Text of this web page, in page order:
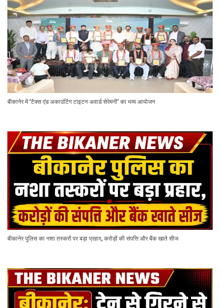
बीकानेर में ‘टैक्स एंड अकाउंटिंग टाइटन अवार्ड सेरेमनी’ का भव्य आयोजन
बीकानेर पुलिस का नशा तस्करों पर बड़ा प्रहार, करोड़ों की संपत्ति और बैंक खाते सीज